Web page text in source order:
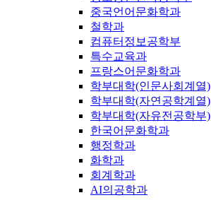
중국언어문화학과
철학과
컴퓨터정보공학부
특수교육과
프랑스어문화학과
학부대학(인문사회계열)
학부대학(자연공학계열)
학부대학(자유전공학부)
한국어문화학과
행정학과
화학과
회계학과
AI의공학과